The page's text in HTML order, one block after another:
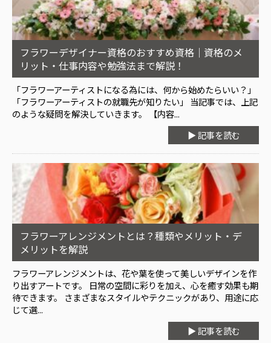
フラワーデザイナー資格のおすすめ資格｜資格のメ
リット・仕事内容や勉強法まで解説！
「フラワーアーティストになる為には、何から始めたらいい？」
「フラワーアーティストの就職先が知りたい」 当記事では、上記
のような疑問を解決していきます。 【内容...
▶ 記事を読む
フラワーアレンジメントとは？種類やメリット・デ
メリットを解説
フラワーアレンジメントは、花や葉を使って美しいデザインを作
り出すアートです。 日常の空間に彩りを加え、心を癒す効果も期
待できます。 さまざまなスタイルやテクニックがあり、用途に応
じて選...
▶ 記事を読む